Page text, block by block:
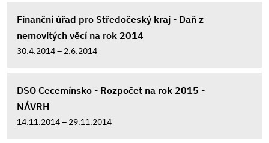
Finanční úřad pro Středočeský kraj - Daň z
nemovitých věcí na rok 2014
30.4.2014 – 2.6.2014
DSO Cecemínsko - Rozpočet na rok 2015 -
NÁVRH
14.11.2014 – 29.11.2014